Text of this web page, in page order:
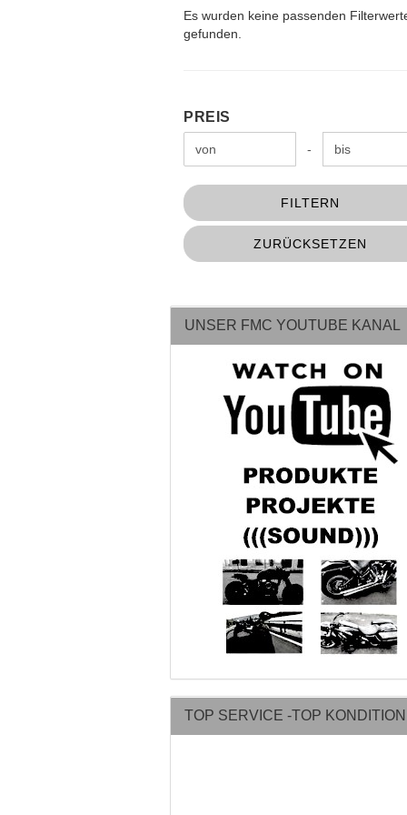
Es wurden keine passenden
gefunden.
PREIS
Preis bis -
FILTERN
ZURÜCKSETZEN
UNSER FMC YOUTUBE KANAL
TOP SERVICE -TOP